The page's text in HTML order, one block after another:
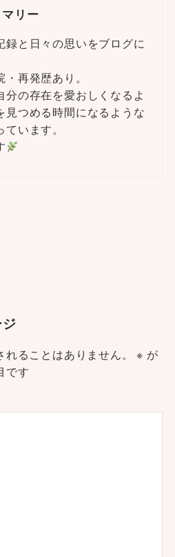
マリー
録と日々の思いをブログに
再発歴あり。
分の存在を愛おしくなるよ
見つめる時間になるような
います。
ることはありません。 ※ が
です